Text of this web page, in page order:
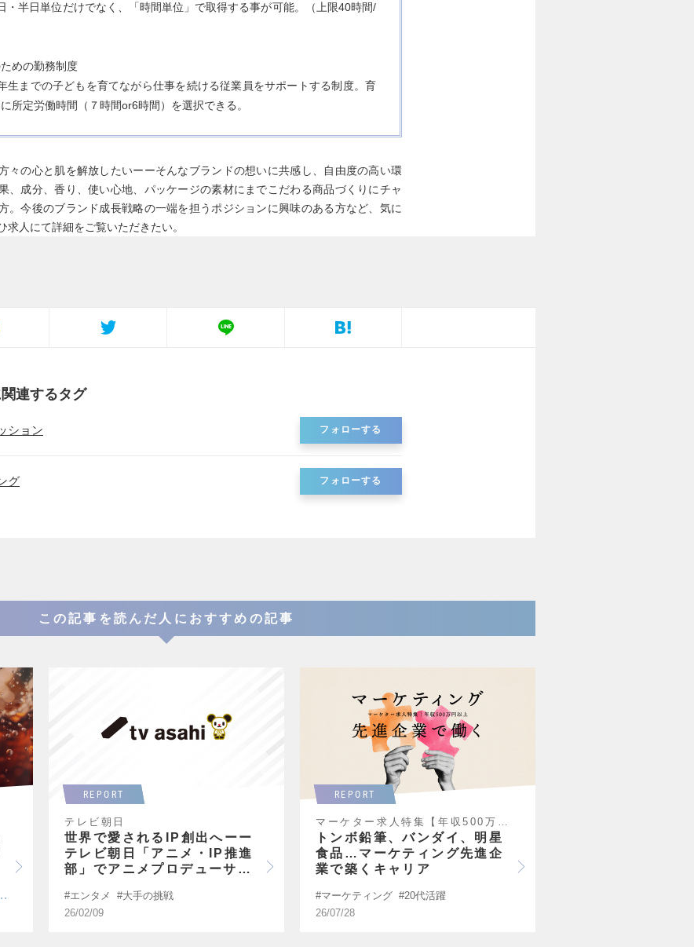
・半日単位だけでなく、「時間単位」で取得する事が可能。（上限40時間/
ための勤務制度
生までの子どもを育てながら仕事を続ける従業員をサポートする制度。育
所定労働時間（７時間or6時間）を選択できる。
々の心と肌を解放したいーーそんなブランドの想いに共感し、自由度の高い環
、成分、香り、使い心地、パッケージの素材にまでこだわる商品づくりにチャ
。今後のブランド成長戦略の一端を担うポジションに興味のある方など、気に
求人にて詳細をご覧いただきたい。
連するタグ
ション フォローする
グ フォローする
この記事を読んだ人におすすめの記事
REPORT
テレビ朝日
世界で愛されるIP創出へーー
テレビ朝日「アニメ・IP推進
部」でアニメプロデューサー
エンタメ
大手の挑戦
26/02/09
REPORT
マーケター求人特集【年収500万円以上】
トンボ鉛筆、バンダイ、明星
食品…マーケティング先進企
業で築くキャリア
マーケティング
20代活躍
26/07/28